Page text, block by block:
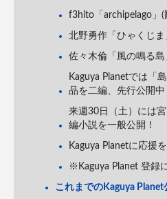
f3hito「archipelago」
北野勇作「ひゃくじま
佐々木倫「風の鳴る島
Kaguya Planetでは「
品を二編、先行公開中
来週30日（土）には
編小説を一般公開！
Kaguya Planetに応援を
※Kaguya Planet 登録
これまでのKaguya Planet